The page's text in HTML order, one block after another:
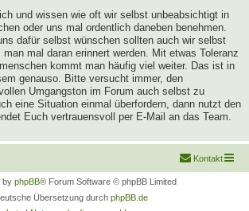
und wissen wie oft wir selbst unbeabsichtigt in
oder uns mal ordentlich daneben benehmen.
dafür selbst wünschen sollten auch wir selbst
mal daran erinnert werden. Mit etwas Toleranz
kommt man häufig viel weiter. Das ist in
genauso. Bitte versucht immer, den
Umgangston im Forum auch selbst zu
eine Situation einmal überfordern, dann nutzt den
Euch vertrauensvoll per E-Mail an das Team.
Kontakt
by phpBB® Forum Software © phpBB Limited
Übersetzung durch phpBB.de